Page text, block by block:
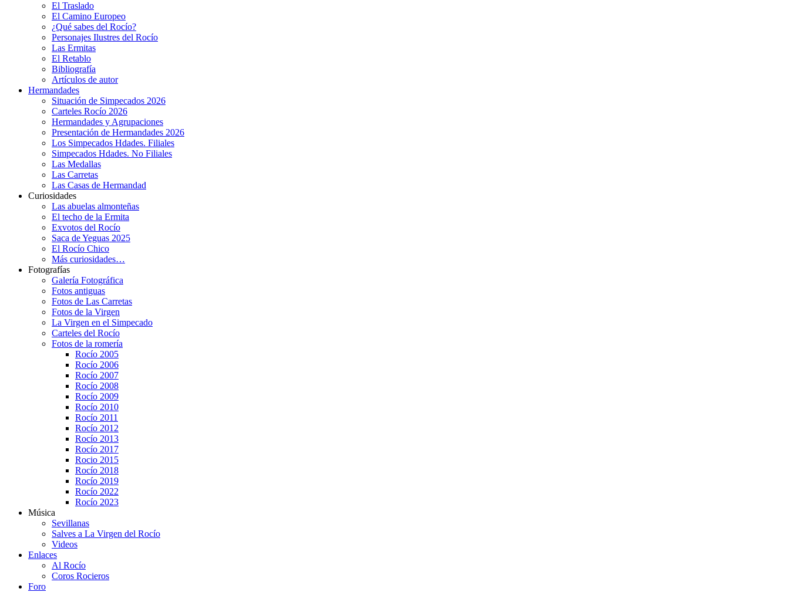
El Traslado
El Camino Europeo
¿Qué sabes del Rocío?
Personajes Ilustres del Rocío
Las Ermitas
El Retablo
Bibliografía
Artículos de autor
Hermandades
Situación de Simpecados 2026
Carteles Rocío 2026
Hermandades y Agrupaciones
Presentación de Hermandades 2026
Los Simpecados Hdades. Filiales
Simpecados Hdades. No Filiales
Las Medallas
Las Carretas
Las Casas de Hermandad
Curiosidades
Las abuelas almonteñas
El techo de la Ermita
Exvotos del Rocío
Saca de Yeguas 2025
El Rocío Chico
Más curiosidades…
Fotografías
Galería Fotográfica
Fotos antiguas
Fotos de Las Carretas
Fotos de la Virgen
La Virgen en el Simpecado
Carteles del Rocío
Fotos de la romería
Rocío 2005
Rocío 2006
Rocío 2007
Rocío 2008
Rocío 2009
Rocío 2010
Rocío 2011
Rocío 2012
Rocío 2013
Rocío 2017
Rocio 2015
Rocío 2018
Rocío 2019
Rocío 2022
Rocío 2023
Música
Sevillanas
Salves a La Virgen del Rocío
Videos
Enlaces
Al Rocío
Coros Rocieros
Foro